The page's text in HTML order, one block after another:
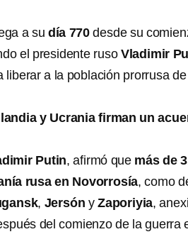
a su día 770desde su
el presidente ruso Vladimir
liberar a la población prorrusa
y Ucrania firman un
Putin, afirmó que más de
rusa en Novorrosía, como
, Jersón yZaporiyia,
del comienzo de la guerra